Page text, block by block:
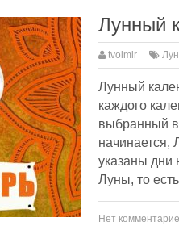
Лунный
tvoimir
Лунный
каждого
выбранный
начинается,
указаны дни
Луны, то есть
Нет